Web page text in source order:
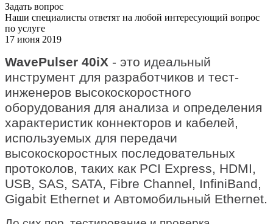
Задать вопрос
Наши специалисты ответят на любой интересующий вопрос
по услуге
17 июня 2019
WavePulser 40iX - это идеальный
инструмент для разработчиков и тест-
инженеров высокоскоростного
оборудования для анализа и определения
характеристик коннекторов и кабелей,
используемых для передачи
высокоскоростных последовательных
протоколов, таких как PCI Express, HDMI,
USB, SAS, SATA, Fibre Channel, InfiniBand,
Gigabit Ethernet и Автомобильный Ethernet.